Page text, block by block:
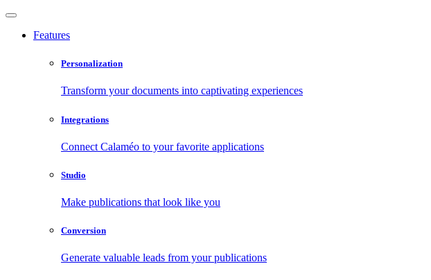
Features
Personalization
Transform your documents into captivating experiences
Integrations
Connect Calaméo to your favorite applications
Studio
Make publications that look like you
Conversion
Generate valuable leads from your publications